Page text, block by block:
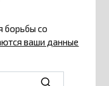
борьбы со
ваши данные